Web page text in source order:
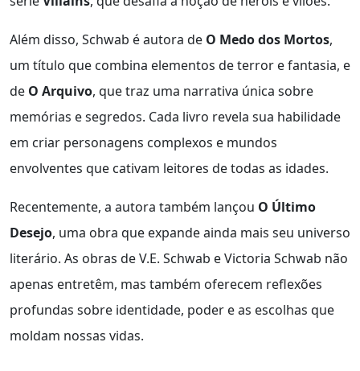
Além disso, Schwab é autora de O Medo dos Mortos,
um título que combina elementos de terror e fantasia, e
de O Arquivo, que traz uma narrativa única sobre
memórias e segredos. Cada livro revela sua habilidade
em criar personagens complexos e mundos
envolventes que cativam leitores de todas as idades.
Recentemente, a autora também lançou O Último
Desejo, uma obra que expande ainda mais seu universo
literário. As obras de V.E. Schwab e Victoria Schwab não
apenas entretêm, mas também oferecem reflexões
profundas sobre identidade, poder e as escolhas que
moldam nossas vidas.